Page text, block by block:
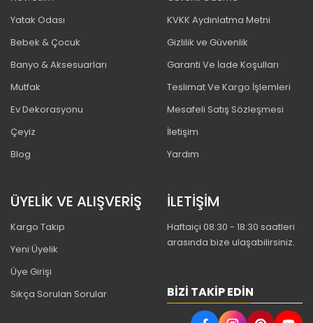
Yatak Odası
Bebek & Çocuk
Banyo & Aksesuarları
Mutfak
Ev Dekorasyonu
Çeyiz
Blog
KVKK Aydınlatma Metni
Gizlilik ve Güvenlik
Garanti Ve İade Koşulları
Teslimat Ve Kargo İşlemleri
Mesafeli Satış Sözleşmesi
İletişim
Yardım
ÜYELİK VE ALIŞVERİŞ
Kargo Takip
Yeni Üyelik
Üye Girişi
Sıkça Sorulan Sorular
İLETİŞİM
Haftaiçi 08:30 - 18:30 saatleri
arasında bize ulaşabilirsiniz.
BIZI TAKIP EDIN